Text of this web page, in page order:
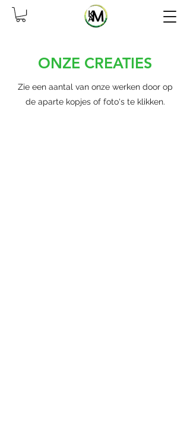
ONZE CREATIES
Zie een aantal van onze werken door op
de aparte kopjes of foto's te klikken.